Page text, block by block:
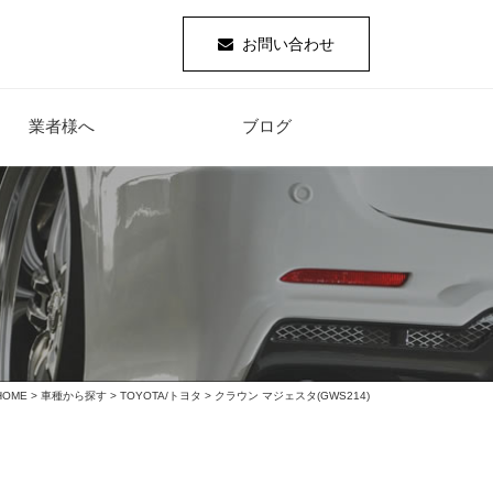
お問い合わせ
業者様へ ブログ
> 車種から探す > TOYOTA/トヨタ > クラウン マジェスタ(GWS214)